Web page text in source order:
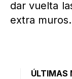
dar vuelta
extra muros.
ÚLTIMAS